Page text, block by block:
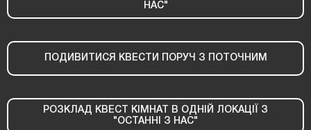
НАС"
ПОДИВИТИСЯ КВЕСТИ ПОРУЧ З ПОТОЧНИМ
РОЗКЛАД КВЕСТ КІМНАТ В ОДНІЙ ЛОКАЦІЇ З
"ОСТАННІ З НАС"